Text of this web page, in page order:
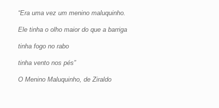
“Era uma vez um menino maluquinho.
Ele tinha o olho maior do que a barriga
tinha fogo no rabo
tinha vento nos pés”
O Menino Maluquinho, de Ziraldo